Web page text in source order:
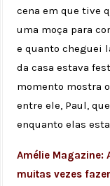
cena em que tive
uma moça para
e quanto cheguei
da casa estava
momento mostra
entre ele, Paul,
enquanto elas
Amélie Magazine:
muitas vezes